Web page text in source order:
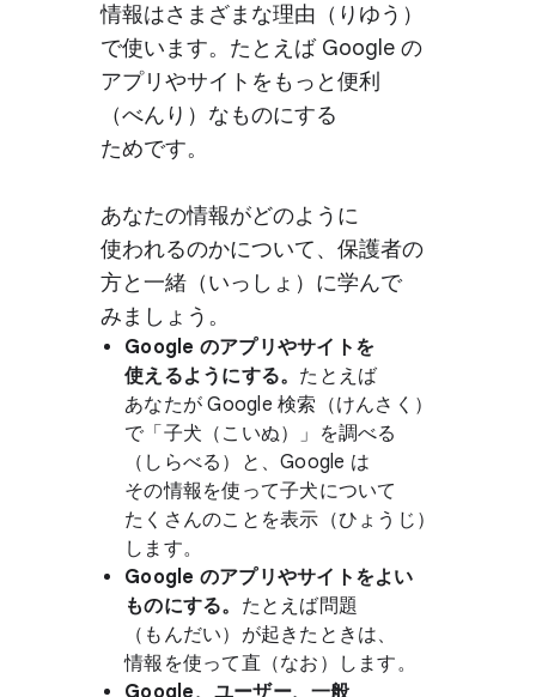
情報は​さまざまな​理由​（りゆう）
で​使います。​たとえば Google の​
アプリや​サイトを​もっと​便利​
（べんり）な​ものに​する​
ためです。
あなたの​情報が​どのように​
使われるのかに​ついて、​保護者の​
方と​一緒​（いっしょ）に​学んで​
みましょう。
Google の​アプリや​サイトを​
使えるように​する。 ​たとえば​
あなたが Google 検索​（けんさく）
で​「子犬​（こい​ぬ）」を​調べる​
（しらべる）と、​Google は​
その情報を​使って​子犬に​ついて​
たくさんの​ことを​表示​（ひょうじ）
します。
Google の​アプリや​サイトを​よい​
ものに​する。 ​たとえば​問題​
（もんだい）が​起きた​ときは、​
情報を​使って​直（な​お）します。
Google、​ユーザー、​一般​